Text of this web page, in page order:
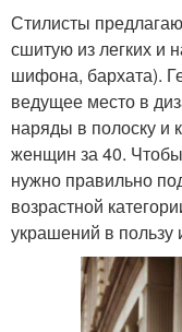
Стилисты
сшитую из легких и
шифона, бархата).
ведущее место в
наряды в полоску и
женщин за 40.
нужно правильно
возрастной
украшений в